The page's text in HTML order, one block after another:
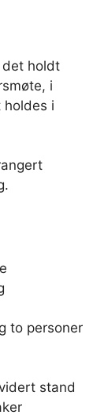
det holdt
i
holdes i
to personer
stand